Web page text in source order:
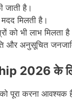
जाती है।
मिलती है।
को भी लाभ मिलता
और अनुसूचित जनजाति
2026 के
पूरा करना आवश्यक